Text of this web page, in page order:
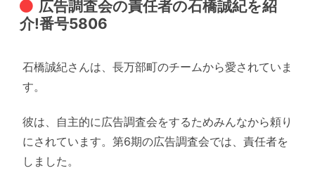
広告調査会の責任者の石橋誠紀を紹
介!番号5806
石橋誠紀さんは、長万部町のチームから愛されていま
す。
彼は、自主的に広告調査会をするためみんなから頼り
にされています。第6期の広告調査会では、責任者を
しました。